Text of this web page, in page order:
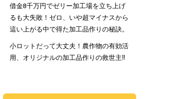
借金8千万円でゼリー加工場を立ち上げ
るも大失敗！ゼロ、いや超マイナスから
這い上がる中で得た加工品作りの秘訣。
小ロットだって大丈夫！農作物の有効活
用、オリジナルの加工品作りの救世主‼︎